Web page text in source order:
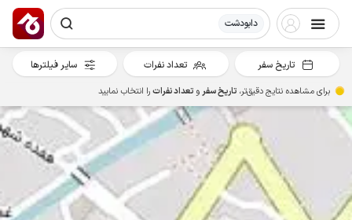
دابودشت
تاریخ سفر تعداد نفرات سایر فیلترها
برای مشاهده نتایج دقیق‌تر، تاریخ سفرو تعداد نفراترا انتخاب نمایید